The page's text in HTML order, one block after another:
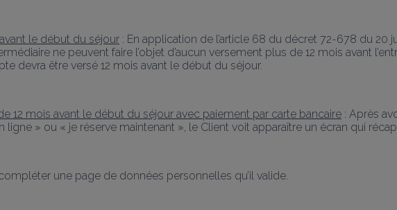
le début du séjour : En application de l’article 68 du décret 72-678 du 20
ne peuvent faire l’objet d’aucun versement plus de 12 mois avant
devra être versé 12 mois avant le début du séjour.
12 mois avant le début du séjour avec paiement par carte bancaire : Après
ligne » ou « je réserve maintenant », le Client voit apparaître un écran qui
une page de données personnelles qu’il valide.